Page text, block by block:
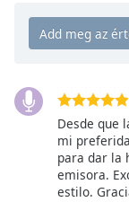
Subtitles
subtitles
opens
subtitles
settings
dialog
subtitles
Desde que
mi
para dar la
emisora.
estilo.